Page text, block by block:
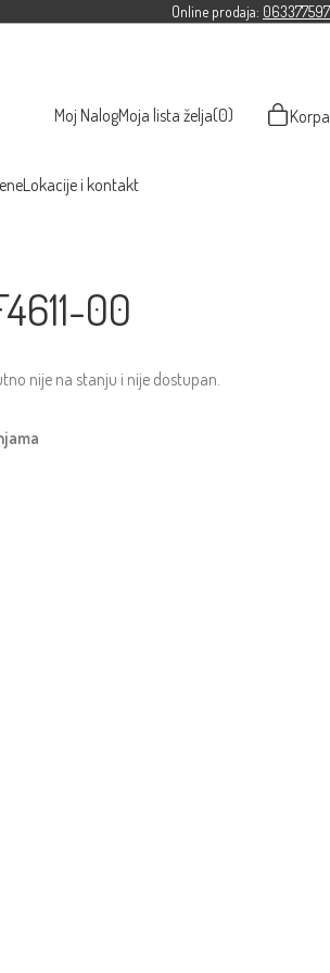
Online prodaja: 063377597
Moj NalogMoja lista želja(0) Korpa
Lokacije i kontakt
00
nije na stanju i nije dostupan.